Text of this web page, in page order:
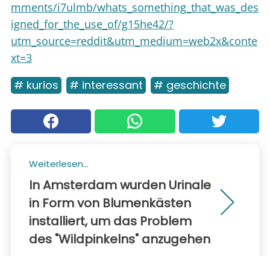
mments/i7ulmb/whats_something_that_was_des
igned_for_the_use_of/g15he42/?
utm_source=reddit&utm_medium=web2x&conte
xt=3
# kurios # interessant # geschichte
Weiterlesen...
In Amsterdam wurden Urinale
in Form von Blumenkästen
installiert, um das Problem
des "Wildpinkelns" anzugehen